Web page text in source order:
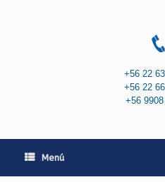
+56 22
+56 22
+56 9908
Menú